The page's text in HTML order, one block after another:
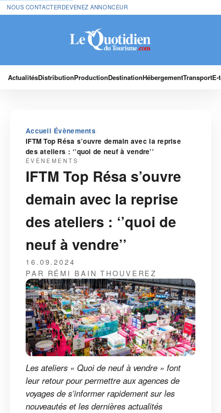
NOUS CONTACTERDEVENEZ ANNONCEUR
ActualitésDistributionProductionDestinationHébergementTransport
Accueil›Évènements›
IFTM Top Résa s’ouvre demain avec la reprise
des ateliers : ‘’quoi de neuf à vendre’’
ÉVÈNEMENTS
IFTM Top Résa s’ouvre
demain avec la reprise
des ateliers : ‘’quoi de
neuf à vendre’’
16.09.2024
PAR RÉMI BAIN THOUVEREZ
Les ateliers « Quoi de neuf à vendre » font
leur retour pour permettre aux agences de
voyages de s’informer rapidement sur les
nouveautés et les dernières actualités